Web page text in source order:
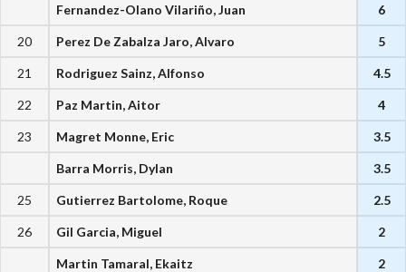
Fernandez-Olano Vilariño, Juan 6
20 Perez De Zabalza Jaro, Alvaro 5
21 Rodriguez Sainz, Alfonso 4.5
22 Paz Martin, Aitor 4
23 Magret Monne, Eric 3.5
Barra Morris, Dylan 3.5
25 Gutierrez Bartolome, Roque 2.5
26 Gil Garcia, Miguel 2
Martin Tamaral, Ekaitz 2